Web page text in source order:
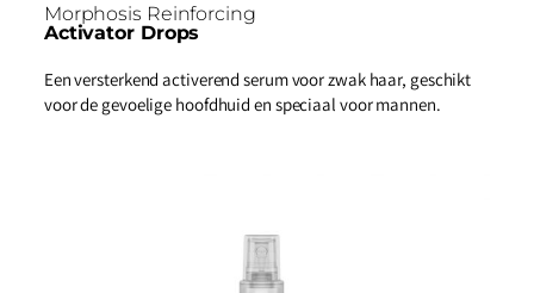
Morphosis Reinforcing
Activator Drops
Een versterkend activerend serum voor zwak haar, geschikt
voor de gevoelige hoofdhuid en speciaal voor mannen.